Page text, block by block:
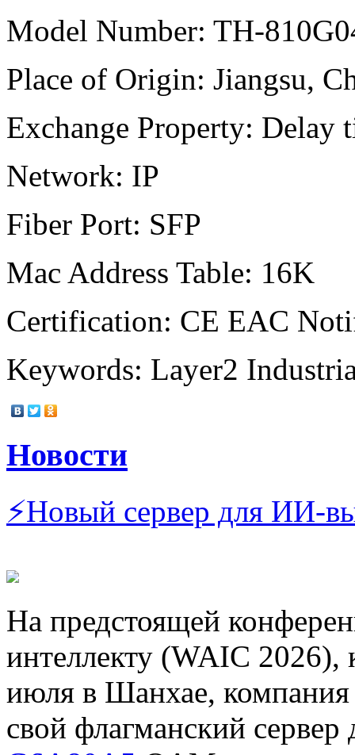
Model Number: TH-
Place of Origin: Jiangsu,
Exchange Property: Delay
Network: IP
Fiber Port: SFP
Mac Address Table: 16K
Certification: CE EAC
Keywords: Layer2
Новости
⚡Новый сервер для ИИ-
На предстоящей
интеллекту (WAIC 2026),
июля в Шанхае, компания
свой флагманский